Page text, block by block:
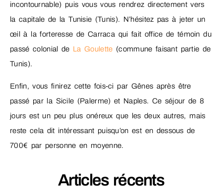
incontournable) puis vous vous rendrez directement vers
la capitale de la Tunisie (Tunis). N’hésitez pas à jeter un
œil à la forteresse de Carraca qui fait office de témoin du
passé colonial de La Goulette (commune faisant partie de
Tunis).
Enfin, vous finirez cette fois-ci par Gênes après être
passé par la Sicile (Palerme) et Naples. Ce séjour de 8
jours est un peu plus onéreux que les deux autres, mais
reste cela dit intéressant puisqu’on est en dessous de
700€ par personne en moyenne.
Articles récents